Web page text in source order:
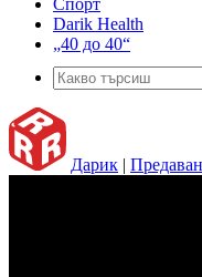
Спорт
Darik Health
„40 до 40“
Дарик |